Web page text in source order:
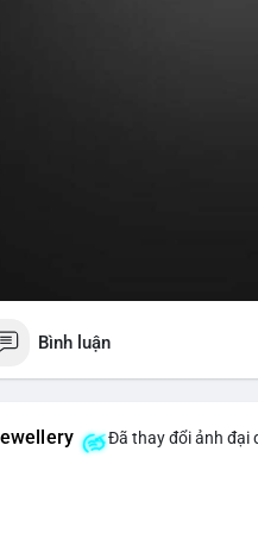
Bình luận
Đã thay đổi ảnh đại